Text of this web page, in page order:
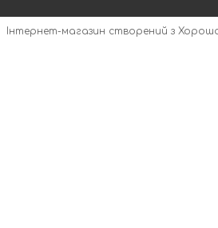
Інтернет-магазин створений з